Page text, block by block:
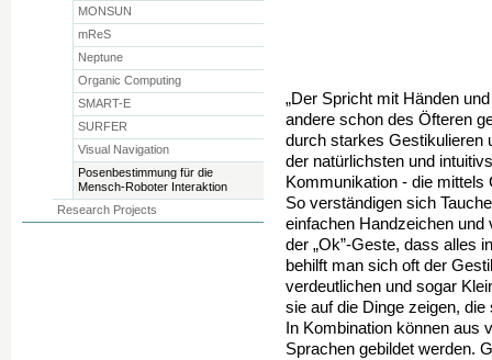
„Der Spricht mit Händen
andere schon des Öfteren
durch starkes Gestikulieren
der natürlichsten und
Kommunikation - die
So verständigen sich
einfachen Handzeichen
der „Ok”-Geste, dass alles
behilft man sich oft der
verdeutlichen und sogar
sie auf die Dinge zeigen,
In Kombination können aus
Sprachen gebildet werden.
MONSUN
mReS
Neptune
Organic Computing
SMART-E
SURFER
Visual Navigation
Posenbestimmung für die
Mensch-Roboter Interaktion
Research Projects